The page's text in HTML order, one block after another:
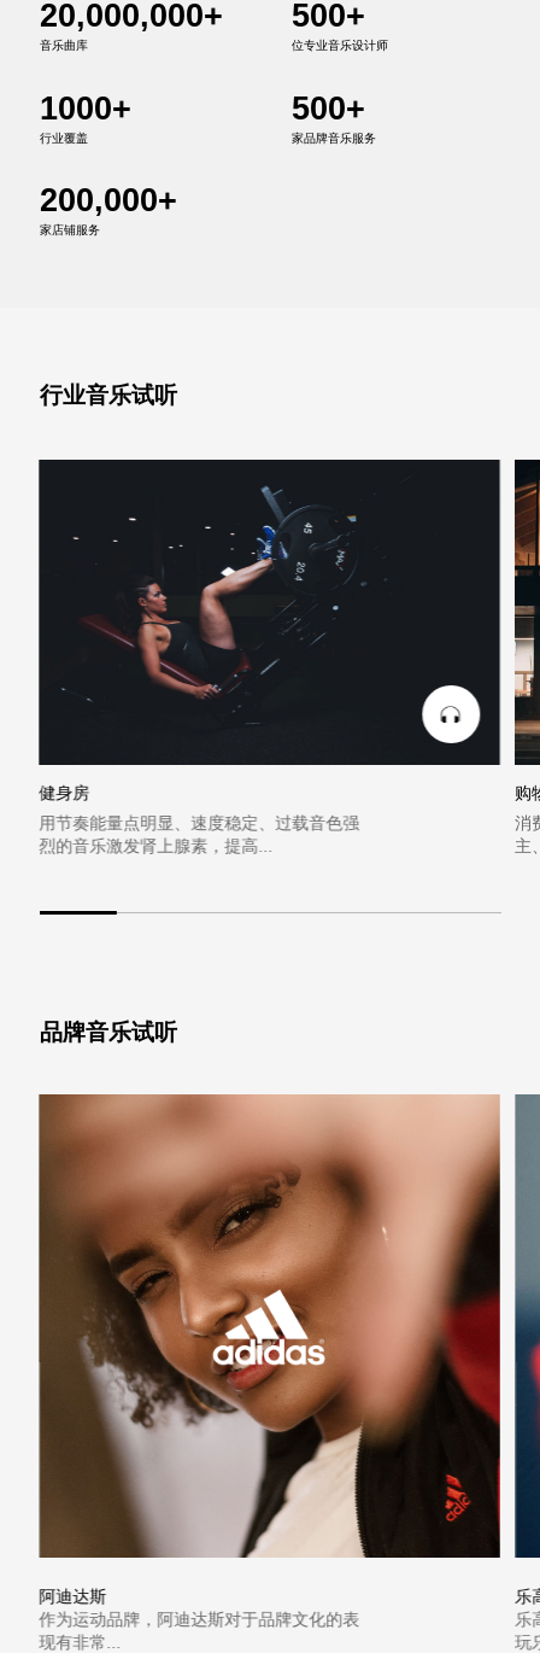
20,000,000+
音乐曲库
500+
位专业音乐设计师
1000+
行业覆盖
500+
家品牌音乐服务
200,000+
家店铺服务
行业音乐试听
健身房
用节奏能量点明显、速度稳定、过载音色强
烈的音乐激发肾上腺素，提高...
购
消
主
品牌音乐试听
阿迪达斯
作为运动品牌，阿迪达斯对于品牌文化的表
现有非常...
乐
乐
玩